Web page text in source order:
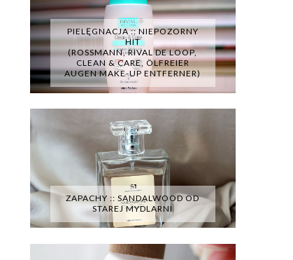
PIELĘGNACJA :: NIEPOZORNY
HIT
(ROSSMANN, RIVAL DE LOOP,
CLEAN & CARE, ÖLFREIER
AUGEN MAKE-UP ENTFERNER)
ZAPACHY :: SANDALWOOD OD
STAREJ MYDLARNI